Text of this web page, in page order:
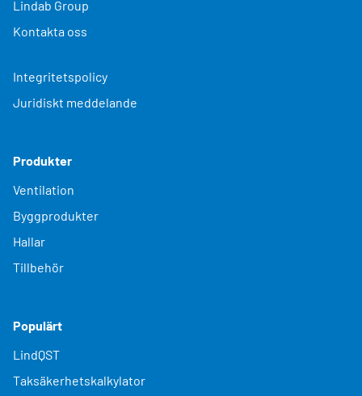
Lindab Group
Kontakta oss
Integritetspolicy
Juridiskt meddelande
Produkter
Ventilation
Byggprodukter
Hallar
Tillbehör
Populärt
LindQST
Taksäkerhetskalkylator